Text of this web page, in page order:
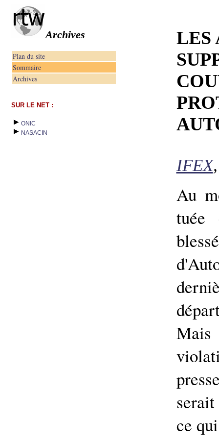
Archives
Plan du site
Sommaire
Archives
SUR LE NET :
ONIC
NASACIN
LES
IFEX
Au
tuée
ce